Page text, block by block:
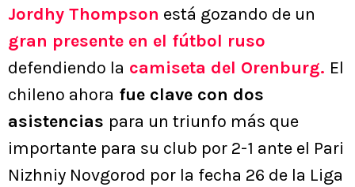
Jordhy Thompson está gozando de un
gran presente en el fútbol ruso
defendiendo la camiseta del Orenburg. El
chileno ahora fue clave con dos
asistencias para un triunfo más que
importante para su club por 2-1 ante el Pari
Nizhniy Novgorod por la fecha 26 de la Liga